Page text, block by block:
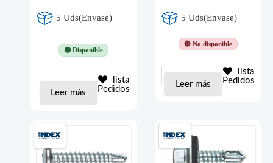
5 Uds(Envase)
🟢 Disponible
Leer más
lista
Pedidos
5 Uds(Envase)
🔴 No disponible
Leer más
lista
Pedidos